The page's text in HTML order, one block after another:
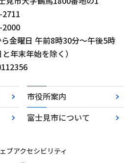
2711
2000
ら金曜日 午前8時30分～午後5時
年末年始を除く）
市役所案内
富士見市について
ブアクセシビリティ